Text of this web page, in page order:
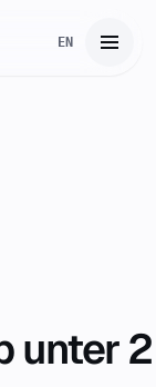
EN
unter 2